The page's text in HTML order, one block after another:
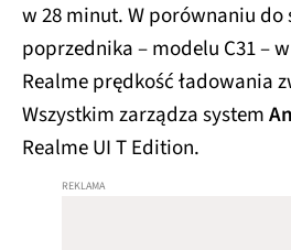
w 28 minut. W porównaniu do
poprzednika – modelu C31 –
Realme prędkość ładowania
Wszystkim zarządza system
Realme UI T Edition.